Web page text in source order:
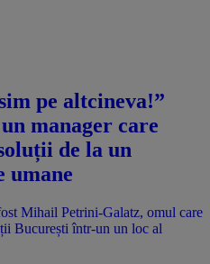
pe altcineva!”
manager care
de la un
umane
Mihail Petrini-Galatz, omul care
București într-un un loc al